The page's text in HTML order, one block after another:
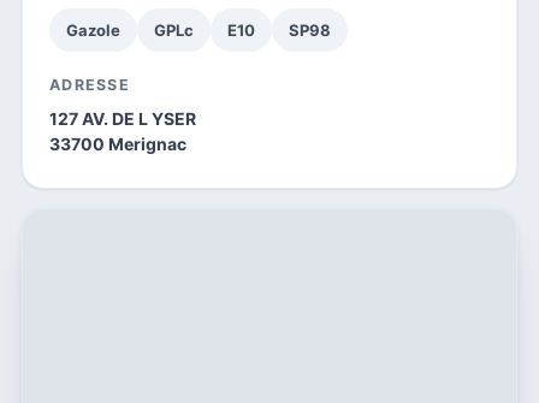
Gazole GPLc E10 SP98
ADRESSE
127 AV. DE L YSER
33700 Merignac